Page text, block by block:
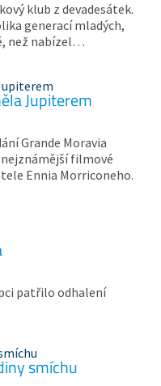
klub z devadesátek.
generací mladých,
než nabízel…
Jupiterem
Grande Moravia
nejznámější filmové
Ennia Morriconeho.
patřilo odhalení
smíchu